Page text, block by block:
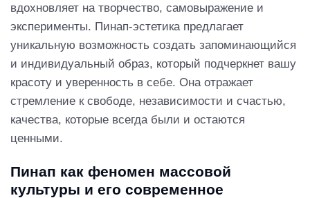
вдохновляет на творчество, самовыражение и
эксперименты. Пинап-эстетика предлагает
уникальную возможность создать запоминающийся
и индивидуальный образ, который подчеркнет вашу
красоту и уверенность в себе. Она отражает
стремление к свободе, независимости и счастью,
качества, которые всегда были и остаются
ценными.
Пинап как феномен массовой
культуры и его современное